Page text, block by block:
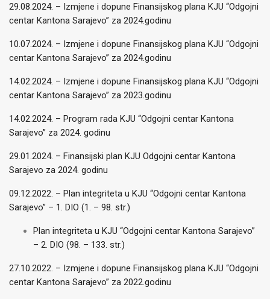
29.08.2024. – Izmjene i dopune Finansijskog plana KJU “Odgojni
centar Kantona Sarajevo” za 2024.godinu
10.07.2024. – Izmjene i dopune Finansijskog plana KJU “Odgojni
centar Kantona Sarajevo” za 2024.godinu
14.02.2024. – Izmjene i dopune Finansijskog plana KJU “Odgojni
centar Kantona Sarajevo” za 2023.godinu
14.02.2024. – Program rada KJU “Odgojni centar Kantona
Sarajevo” za 2024. godinu
29.01.2024. – Finansijski plan KJU Odgojni centar Kantona
Sarajevo za 2024. godinu
09.12.2022. – Plan integriteta u KJU “Odgojni centar Kantona
Sarajevo” – 1. DIO (1. – 98. str.)
Plan integriteta u KJU “Odgojni centar Kantona Sarajevo”
– 2. DIO (98. – 133. str.)
27.10.2022. – Izmjene i dopune Finansijskog plana KJU “Odgojni
centar Kantona Sarajevo” za 2022.godinu